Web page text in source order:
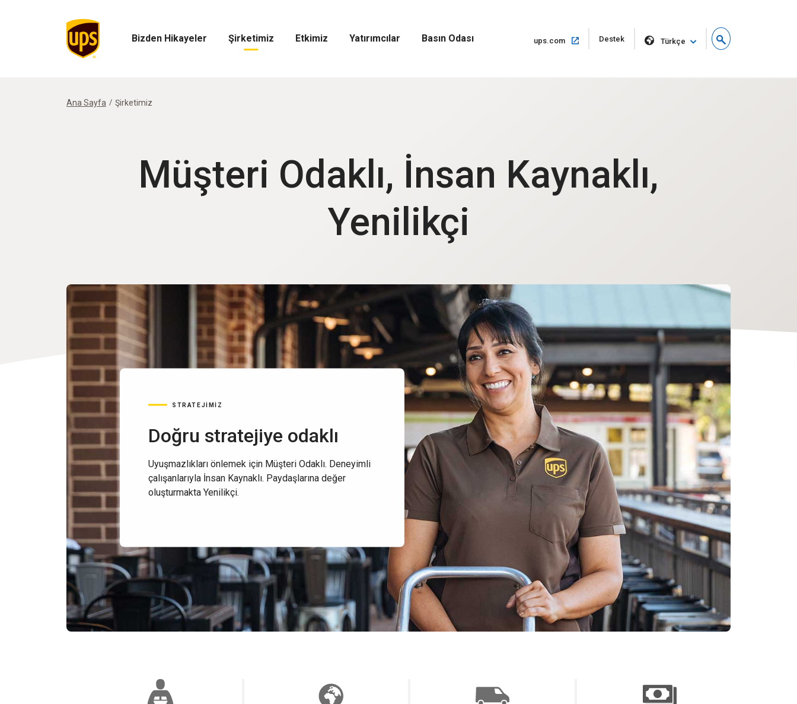
Bizden Hikayeler Şirketimiz Etkimiz Yatırımcılar Basın Odası ups.com
Yeni
pencerede
Destek
pencerede
Türkçe
Ana Sayfa Şirketimiz
Müşteri Odaklı, İnsan Kaynaklı,
Yenilikçi
STRATEJİMİZ
Doğru stratejiye odaklı
Uyuşmazlıkları önlemek için Müşteri Odaklı. Deneyimli
çalışanlarıyla İnsan Kaynaklı. Paydaşlarına değer
oluşturmakta Yenilikçi.